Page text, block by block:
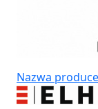
Nazwa